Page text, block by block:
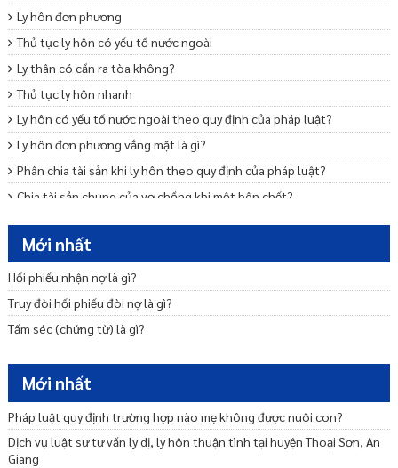
Ly hôn đơn phương
Thủ tục ly hôn có yếu tố nước ngoài
Ly thân có cần ra tòa không?
Thủ tục ly hôn nhanh
Ly hôn có yếu tố nước ngoài theo quy định của pháp luật?
Ly hôn đơn phương vắng mặt là gì?
Phân chia tài sản khi ly hôn theo quy định của pháp luật?
Chia tài sản chung của vợ chồng khi một bên chết?
Trình tự, thủ tục ly hôn thuận tình
Ly hôn đơn phương cần những giấy tờ gì
Nộp đơn ly hôn bao lâu thì được giải quyết?
Mới nhất
Hối phiếu nhận nợ là gì?
Truy đòi hối phiếu đòi nợ là gì?
Tấm séc (chứng từ) là gì?
Mới nhất
Pháp luật quy định trường hợp nào mẹ không được nuôi con?
Dịch vụ luật sư tư vấn ly dị, ly hôn thuận tình tại huyện Thoại Sơn, An
Giang